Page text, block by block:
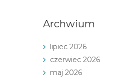
Archwium
lipiec 2026
czerwiec 2026
maj 2026